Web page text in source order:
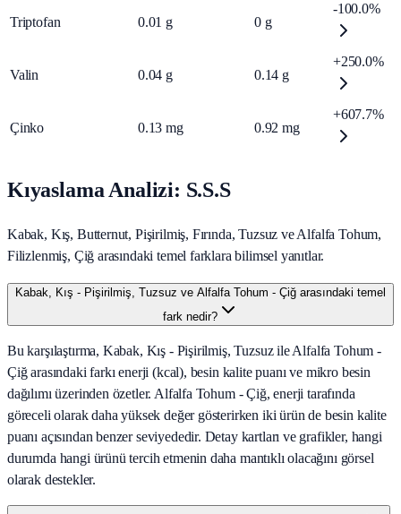
Triptofan 0.01 g 0 g
-100.0%
Valin 0.04 g 0.14 g
+250.0%
Çinko 0.13 mg 0.92 mg
+607.7%
Kıyaslama Analizi: S.S.S
Kabak, Kış, Butternut, Pişirilmiş, Fırında, Tuzsuz ve Alfalfa Tohum,
Filizlenmiş, Çiğ arasındaki temel farklara bilimsel yanıtlar.
Kabak, Kış - Pişirilmiş, Tuzsuz ve Alfalfa Tohum - Çiğ arasındaki temel
fark nedir?
Bu karşılaştırma, Kabak, Kış - Pişirilmiş, Tuzsuz ile Alfalfa Tohum -
Çiğ arasındaki farkı enerji (kcal), besin kalite puanı ve mikro besin
dağılımı üzerinden özetler. Alfalfa Tohum - Çiğ, enerji tarafında
göreceli olarak daha yüksek değer gösterirken iki ürün de besin kalite
puanı açısından benzer seviyededir. Detay kartları ve grafikler, hangi
durumda hangi ürünü tercih etmenin daha mantıklı olacağını görsel
olarak destekler.